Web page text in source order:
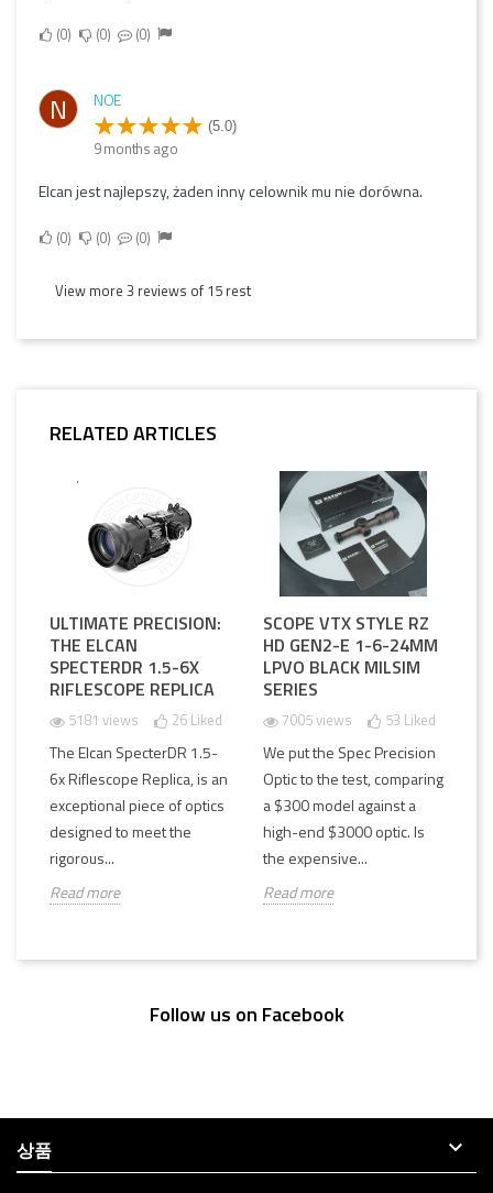
0 0 0
N NOE
(5.0)
9 months ago
Elcan jest najlepszy, żaden inny celownik mu nie dorówna.
0 0 0
View more 3 reviews of 15 rest
RELATED ARTICLES
ULTIMATE PRECISION:
THE ELCAN
SPECTERDR 1.5-6X
RIFLESCOPE REPLICA
5181 views 26 Liked
The Elcan SpecterDR 1.5-
6x Riflescope Replica, is an
exceptional piece of optics
designed to meet the
rigorous...
Read more
SCOPE VTX STYLE RZ
HD GEN2-E 1-6-24MM
LPVO BLACK MILSIM
SERIES
7005 views 53 Liked
We put the Spec Precision
Optic to the test, comparing
a $300 model against a
high-end $3000 optic. Is
the expensive...
Read more
Follow us on Facebook
상품 